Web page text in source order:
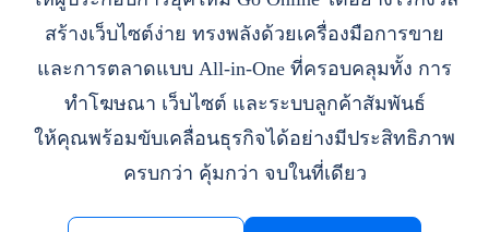
สร้างเว็บไซต์ง่าย ทรงพลังด้วยเครื่องมือการขาย
และการตลาดแบบ All-in-One ที่ครอบคลุมทั้ง การ
ทำโฆษณา เว็บไซต์ และระบบลูกค้าสัมพันธ์
ให้คุณพร้อมขับเคลื่อนธุรกิจได้อย่างมีประสิทธิภาพ
ครบกว่า คุ้มกว่า จบในที่เดียว